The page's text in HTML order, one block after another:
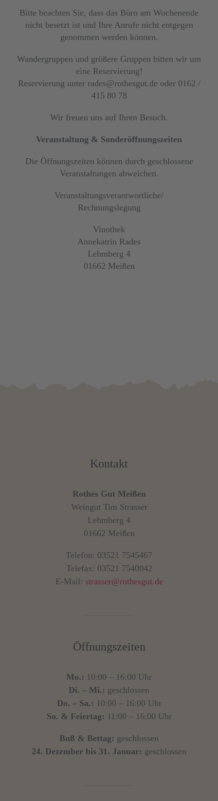
Bitte beachten Sie, dass das Büro am Wochenende
nicht besetzt ist und Ihre Anrufe nicht entgegen
genommen werden können.
Wandergruppen und größere Gruppen bitten wir um
eine Reservierung!
Reservierung unter rades@rothesgut.de oder 0162 /
415 80 78
Wir freuen uns auf Ihren Besuch.
Veranstaltung & Sonderöffnungszeiten
Die Öffnungszeiten können durch geschlossene
Veranstaltungen abweichen.
Veranstaltungsverantwortliche/
Rechnungslegung
Vinothek
Annekatrin Rades
Lehmberg 4
01662 Meißen
Kontakt
Rothes Gut Meißen
Weingut Tim Strasser
Lehmberg 4
01662 Meißen
Telefon: 03521 7545467
Telefax: 03521 7540042
E-Mail: strasser@rothesgut.de
Öffnungszeiten
Mo.: 10:00 – 16:00 Uhr
Di. – Mi.: geschlossen
Do. – Sa.: 10:00 – 16:00 Uhr
So. & Feiertag: 11:00 – 16:00 Uhr
Buß & Bettag: geschlossen
24. Dezember bis 31. Januar: geschlossen